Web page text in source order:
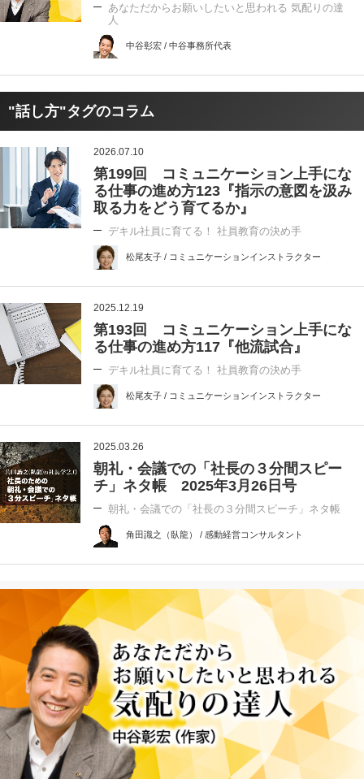
あなただからお願いしたいと思われる 気配りの達
人
中谷彰宏 / 中谷事務所代表
"話し方"タグのコラム
2026.07.10
第199回 コミュニケーション上手にな
る仕事の進め方123『指示の意図を汲み
取る力をどう育てるか』
デキル社員に育てる！ 社員教育の決め手
松尾友子 / コミュニケーションインストラクター
2025.12.19
第193回 コミュニケーション上手にな
る仕事の進め方117『他流試合』
デキル社員に育てる！ 社員教育の決め手
松尾友子 / コミュニケーションインストラクター
2025.03.26
朝礼・会議での「社長の３分間スピー
チ」ネタ帳 2025年3月26日号
朝礼・会議での「社長の３分間スピーチ」ネタ帳
角田識之（臥龍） / 感動経営コンサルタント